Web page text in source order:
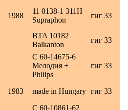
1988
11 0138-1 311H
Supraphon
гиг 33
BTA 10182
Balkanton
гиг 33
C 60-14675-6
Мелодия +
Philips
гиг 33
1983 made in Hungary гиг 33
С 60-10861-62